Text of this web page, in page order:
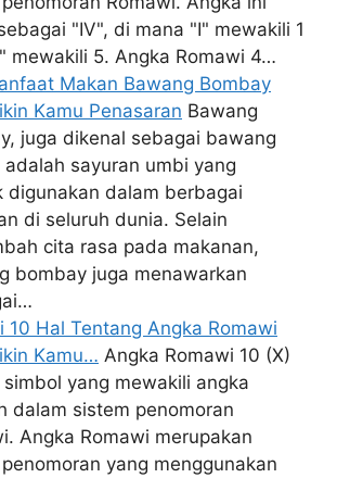
"IV", di mana "I" mewakili 1
mewakili 5. Angka Romawi 4…
Makan Bawang Bombay
Kamu Penasaran Bawang
juga dikenal sebagai bawang
adalah sayuran umbi yang
digunakan dalam berbagai
di seluruh dunia. Selain
cita rasa pada makanan,
bombay juga menawarkan
10 Hal Tentang Angka Romawi
Kamu… Angka Romawi 10 (X)
yang mewakili angka
dalam sistem penomoran
Angka Romawi merupakan
yang menggunakan